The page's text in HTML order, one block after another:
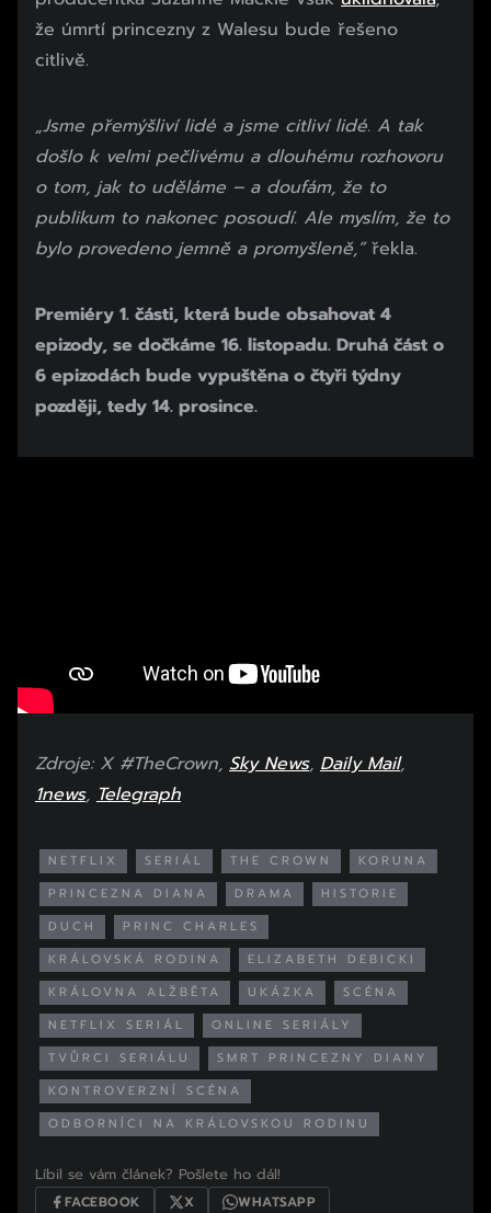
že úmrtí princezny z Walesu bude řešeno
citlivě.
„Jsme přemýšliví lidé a jsme citliví lidé. A tak
došlo k velmi pečlivému a dlouhému rozhovoru
o tom, jak to uděláme – a doufám, že to
publikum to nakonec posoudí. Ale myslím, že to
bylo provedeno jemně a promyšleně,“řekla.
Premiéry 1. části, která bude obsahovat 4
epizody, se dočkáme 16. listopadu. Druhá část o
6 epizodách bude vypuštěna o čtyři týdny
později, tedy 14. prosince.
Zdroje: X #TheCrown, Sky News, Daily Mail,
1news, Telegraph
NETFLIX SERIÁL THE CROWN
KORUNA
PRINCEZNA DIANA
DRAMA
HISTORIE
DUCH
PRINC CHARLES
KRÁLOVSKÁ RODINA
ELIZABETH DEBICKI
KRÁLOVNA ALŽBĚTA
UKÁZKA
SCÉNA
NETFLIX SERIÁL
ONLINE SERIÁLY
TVŮRCI SERIÁLU
SMRT PRINCEZNY DIANY
KONTROVERZNÍ SCÉNA
ODBORNÍCI NA KRÁLOVSKOU RODINU
Líbil se vám článek? Pošlete ho dál!
FACEBOOK X
WHATSAPP